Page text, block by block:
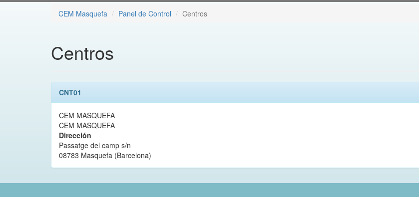
CEM Masquefa Panel de Control Centros
Centros
CNT01
CEM MASQUEFA
CEM MASQUEFA
Dirección
Passatge del camp s/n
08783 Masquefa (Barcelona)